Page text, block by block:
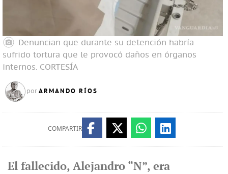
Denuncian que durante su detención habría
sufrido tortura que le provocó daños en órganos
internos. CORTESÍA
por ARMANDO RÍOS
COMPARTIR
El fallecido, Alejandro “N”, era